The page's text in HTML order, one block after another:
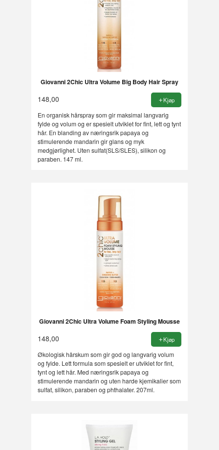
Giovanni 2Chic Ultra Volume Big Body Hair Spray
148,00 Kjøp
En organisk hårspray som gir maksimal langvarig
fylde og volum og er spesielt utviklet for fint, lett og tynt
hår. En blanding av næringsrik papaya og
stimulerende mandarin gir glans og myk
medgjørlighet. Uten sulfat(SLS/SLES), silikon og
paraben. 147 ml.
Giovanni 2Chic Ultra Volume Foam Styling Mousse
148,00 Kjøp
Økologisk hårskum som gir god og langvarig volum
og fylde. Lett formula som spesielt er utviklet for fint,
tynt og lett hår. Med næringsrik papaya og
stimulerende mandarin og uten harde kjemikalier som
sulfat, silikon, paraben og phthalater. 207ml.